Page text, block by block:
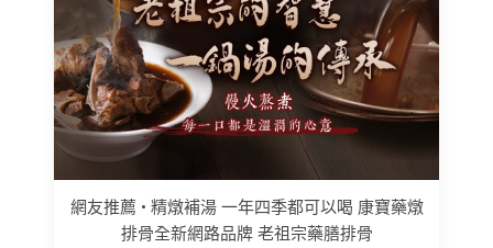
網友推薦 • 精燉補湯 一年四季都可以喝 康寶藥燉
排骨全新網路品牌 老祖宗藥膳排骨